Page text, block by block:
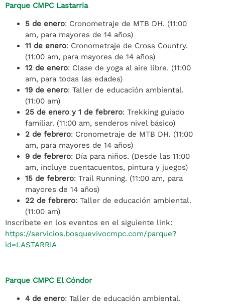
Parque CMPC Lastarria
5 de enero: Cronometraje de MTB DH. (11:00
am, para mayores de 14 años)
11 de enero: Cronometraje de Cross Country.
(11:00 am, para mayores de 14 años)
12 de enero: Clase de yoga al aire libre. (11:00
am, para todas las edades)
19 de enero: Taller de educación ambiental.
(11:00 am)
25 de enero y 1 de febrero: Trekking guiado
familiar. (11:00 am, senderos nivel básico)
2 de febrero: Cronometraje de MTB DH. (11:00
am, para mayores de 14 años)
9 de febrero: Día para niños. (Desde las 11:00
am, incluye cuentacuentos, pintura y juegos)
15 de febrero: Trail Running. (11:00 am, para
mayores de 14 años)
22 de febrero: Taller de educación ambiental.
(11:00 am)
Inscríbete en los eventos en el siguiente link:
https://servicios.bosquevivocmpc.com/parque?
id=LASTARRIA
Parque CMPC El Cóndor
4 de enero: Taller de educación ambiental.